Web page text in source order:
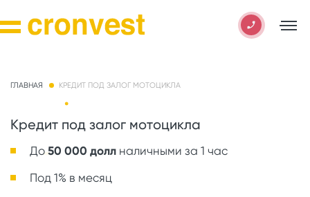
ГЛАВНАЯ КРЕДИТ ПОД ЗАЛОГ МОТОЦИКЛА
Кредит под залог мотоцикла
До 50 000 долл наличными за 1 час
Под 1% в месяц